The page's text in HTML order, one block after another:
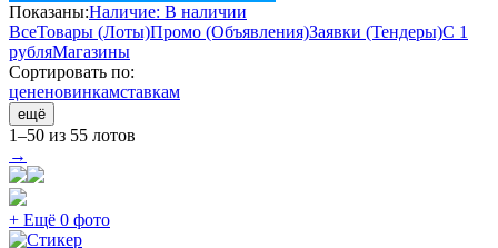
Показаны:Наличие: В наличии
ВсеТовары (Лоты)Промо (Объявления)Заявки (Тендеры)С 1
рубляМагазины
Сортировать по:
цененовинкамставкам
ещё
1–50 из 55 лотов
→
+ Ещё 0 фото